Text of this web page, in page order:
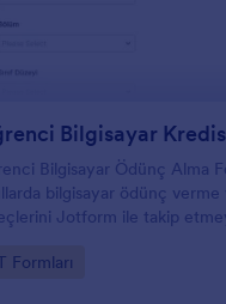
Bilgisayar Ödünç Alma
bilgisayar ödünç verme
Jotform ile takip
toplama ile yönetmek
to Category:
Formları